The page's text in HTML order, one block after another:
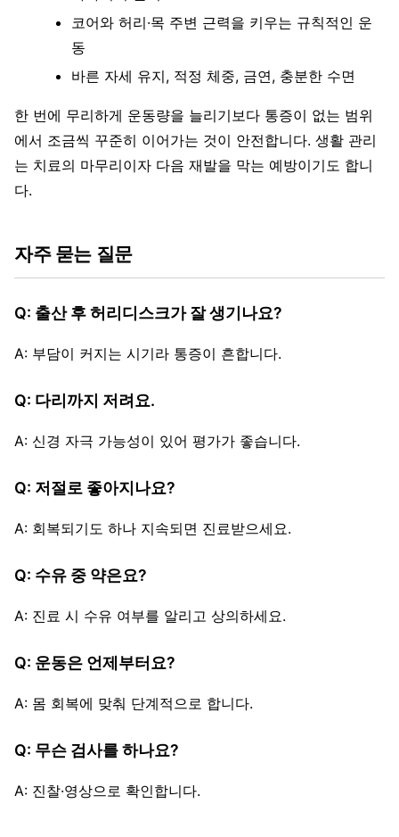
코어와 허리·목 주변 근력을 키우는 규칙적인 운
동
바른 자세 유지, 적정 체중, 금연, 충분한 수면
한 번에 무리하게 운동량을 늘리기보다 통증이 없는 범위
에서 조금씩 꾸준히 이어가는 것이 안전합니다. 생활 관리
는 치료의 마무리이자 다음 재발을 막는 예방이기도 합니
다.
자주 묻는 질문
Q: 출산 후 허리디스크가 잘 생기나요?
A: 부담이 커지는 시기라 통증이 흔합니다.
Q: 다리까지 저려요.
A: 신경 자극 가능성이 있어 평가가 좋습니다.
Q: 저절로 좋아지나요?
A: 회복되기도 하나 지속되면 진료받으세요.
Q: 수유 중 약은요?
A: 진료 시 수유 여부를 알리고 상의하세요.
Q: 운동은 언제부터요?
A: 몸 회복에 맞춰 단계적으로 합니다.
Q: 무슨 검사를 하나요?
A: 진찰·영상으로 확인합니다.